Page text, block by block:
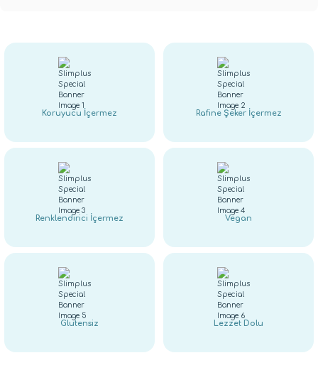
Koruyucu İçermez Rafine Şeker İçermez
Renklendirici İçermez Vegan
Glutensiz Lezzet Dolu